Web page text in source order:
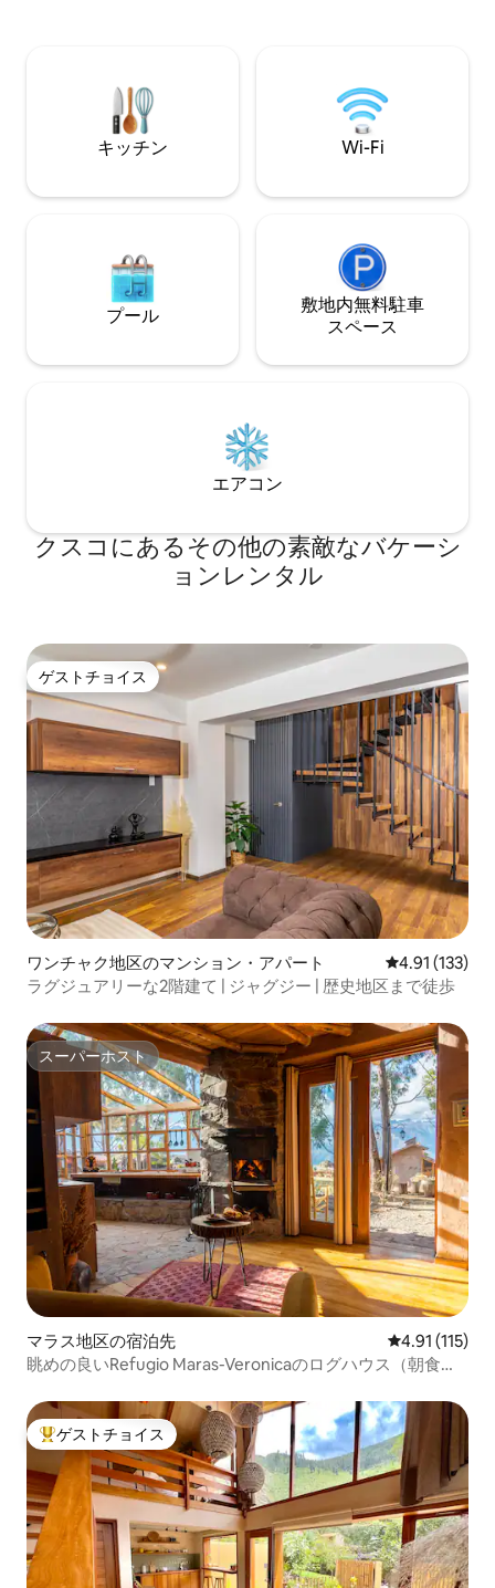
園）があります。他の宿泊先をご希望の
場合は、お気軽にご相談ください。
宅の庭園へ出るこ
キッチン Wi-Fi
プール
敷地内無料駐⁠車
ス⁠ペ⁠ー⁠ス
エアコン
クスコにあるその他の素敵なバケーシ
ョンレンタル
ゲストチョイス
ゲストチョイス
ワンチャク地区のマンション・アパート レビュー133
4.91 (133)
ラグジュアリーな2階建て | ジャグジー | 歴史地区まで徒歩
スーパーホスト
スーパーホスト
マラス地区の宿泊先 レビュー115
4.91 (115)
眺めの良いRefugio Maras-Veronicaのログハウス（朝食付
大好評のゲストチョイスです。
ゲストチョイス